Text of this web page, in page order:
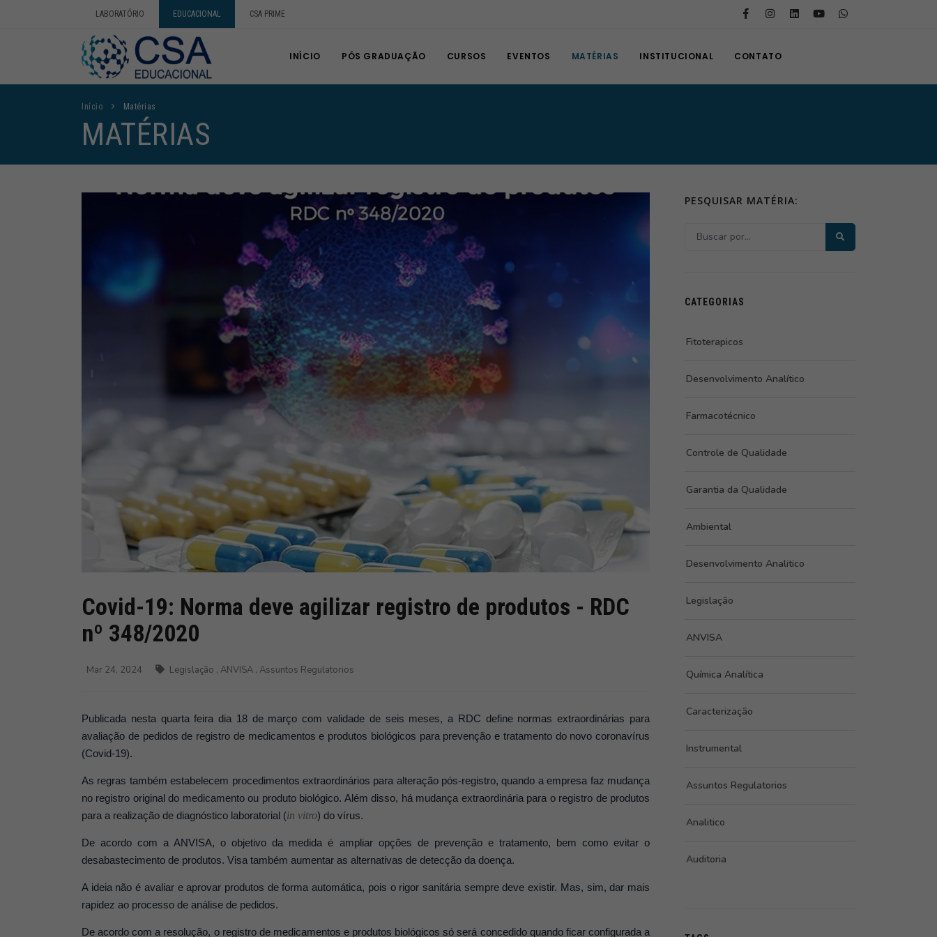
LABORATÓRIO EDUCACIONAL CSA PRIME
INÍCIO PÓS GRADUAÇÃO CURSOS EVENTOS MATÉRIAS INSTITUCIONAL CONTATO
Início Matérias
MATÉRIAS
Covid-19: Norma deve agilizar registro de produtos - RDC
nº 348/2020
Mar 24, 2024 Legislação , ANVISA , Assuntos Regulatorios
Publicada nesta quarta feira dia 18 de março com validade de seis meses, a RDC define normas extraordinárias para
avaliação de pedidos de registro de medicamentos e produtos biológicos para prevenção e tratamento do novo coronavírus
(Covid-19).
As regras também estabelecem procedimentos extraordinários para alteração pós-registro, quando a empresa faz mudança
no registro original do medicamento ou produto biológico. Além disso, há mudança extraordinária para o registro de produtos
para a realização de diagnóstico laboratorial (in vitro) do vírus.
De acordo com a ANVISA, o objetivo da medida é ampliar opções de prevenção e tratamento, bem como evitar o
desabastecimento de produtos. Visa também aumentar as alternativas de detecção da doença.
A ideia não é avaliar e aprovar produtos de forma automática, pois o rigor sanitária sempre deve existir. Mas, sim, dar mais
rapidez ao processo de análise de pedidos.
De acordo com a resolução, o registro de medicamentos e produtos biológicos só será concedido quando ficar configurada a
PESQUISAR MATÉRIA:
CATEGORIAS
Fitoterapicos
Desenvolvimento Analítico
Farmacotécnico
Controle de Qualidade
Garantia da Qualidade
Ambiental
Desenvolvimento Analitico
Legislação
ANVISA
Química Analítica
Caracterização
Instrumental
Assuntos Regulatorios
Analitico
Auditoria